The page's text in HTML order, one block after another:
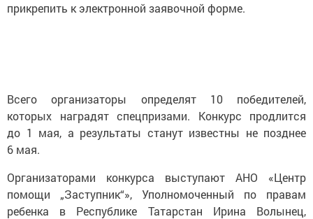
прикрепить к электронной заявочной форме.
Всего организаторы определят 10 победителей,
которых наградят спецпризами. Конкурс продлится
до 1 мая, а результаты станут известны не позднее
6 мая.
Организаторами конкурса выступают АНО «Центр
помощи „Заступник“», Уполномоченный по правам
ребенка в Республике Татарстан Ирина Волынец,